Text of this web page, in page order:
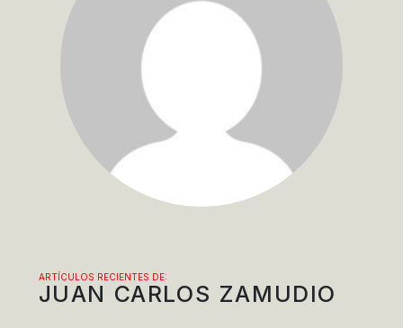
ARTÍCULOS RECIENTES DE:
JUAN CARLOS ZAMUDIO